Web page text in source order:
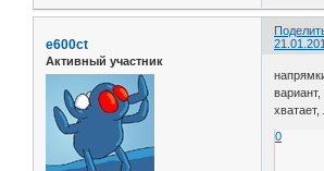
e600ct
Активный участник
хватает,
0